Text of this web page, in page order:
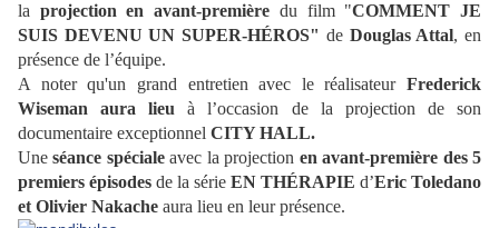
la projection en avant-première du film "COMMENT JE
SUIS DEVENU UN SUPER-HÉROS" de Douglas Attal, en
présence de l’équipe.
A noter qu'un grand entretien avec le réalisateur Frederick
Wiseman aura lieuà l’occasion de la projection de son
documentaire exceptionnel CITY HALL.
Uneséance spécialeavec la projection en avant-première des 5
premiers épisodes de la série EN THÉRAPIE d’Eric Toledano
et Olivier Nakache aura lieu en leur présence.